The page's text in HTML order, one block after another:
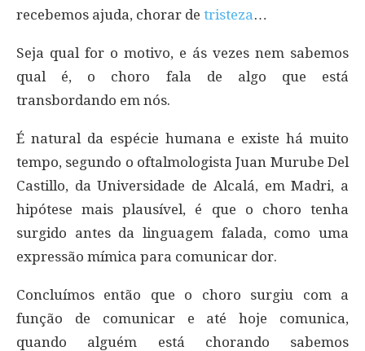
recebemos ajuda, chorar de tristeza …
Seja qual for o motivo, e ás vezes nem sabemos
qual é, o choro fala de algo que está
transbordando em nós.
É natural da espécie humana e existe há muito
tempo, segundo o oftalmologista Juan Murube Del
Castillo, da Universidade de Alcalá, em Madri, a
hipótese mais plausível, é que o choro tenha
surgido antes da linguagem falada, como uma
expressão mímica para comunicar dor.
Concluímos então que o choro surgiu com a
função de comunicar e até hoje comunica,
quando alguém está chorando sabemos